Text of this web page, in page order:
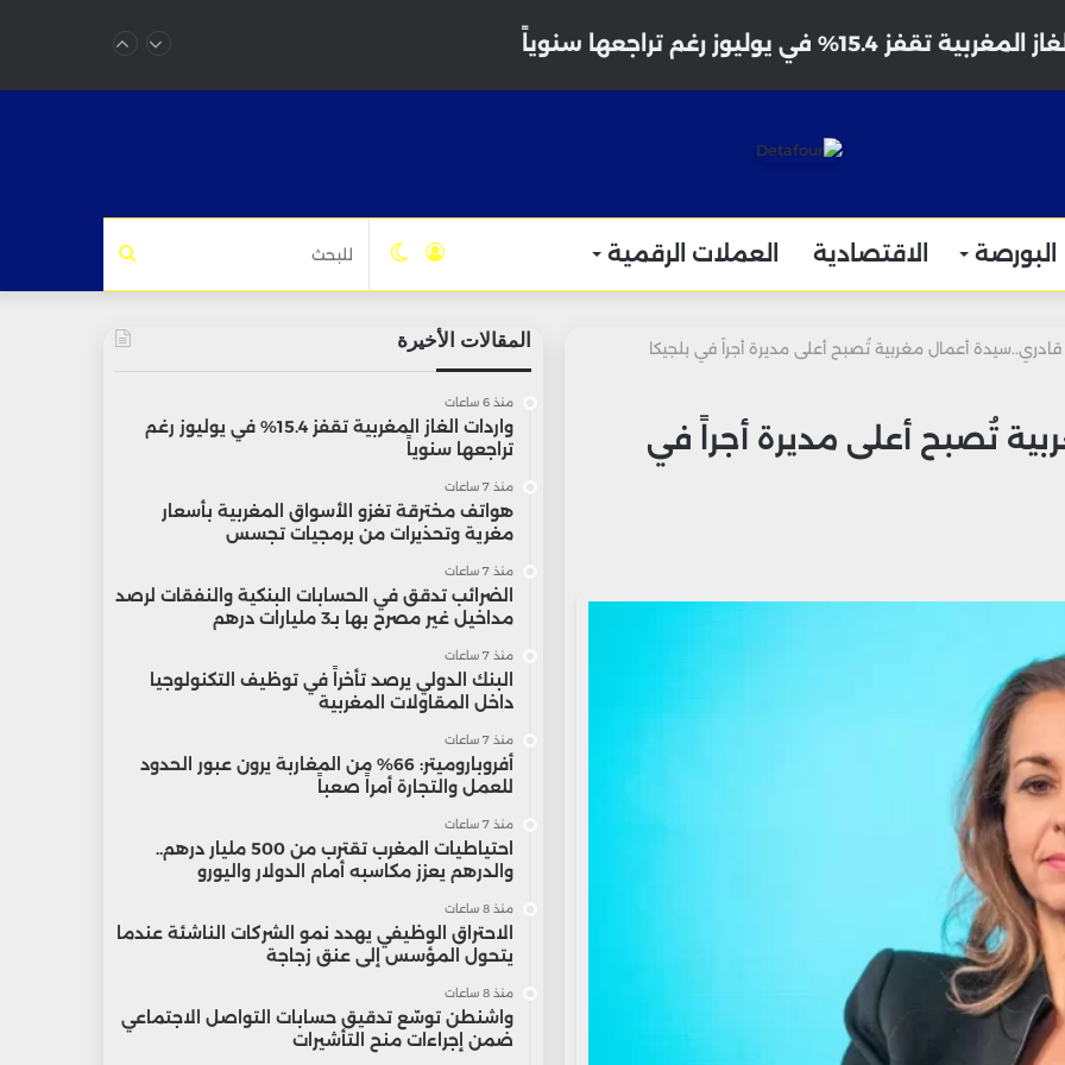
تقفز 15.4% في يوليوز رغم تراجعها سنوياً
البورصة الاقتصادية العملات الرقمية للبحث الوضعتسجيل
قادري..سيدة أعمال مغربية تُصبح أعلى مديرة أجراً في بلجيكا
تُصبح أعلى مديرة أجراً في
المقالات الأخيرة
منذ 6 ساعات
واردات الغاز المغربية تقفز 15.4% في يوليوز رغم
تراجعها سنوياً
منذ 7 ساعات
هواتف مخترقة تغزو الأسواق المغربية بأسعار
مغرية وتحذيرات من برمجيات تجسس
منذ 7 ساعات
الضرائب تدقق في الحسابات البنكية والنفقات لرصد
مداخيل غير مصرح بها بـ3 مليارات درهم
منذ 7 ساعات
البنك الدولي يرصد تأخراً في توظيف التكنولوجيا
داخل المقاولات المغربية
منذ 7 ساعات
أفروباروميتر: 66% من المغاربة يرون عبور الحدود
للعمل والتجارة أمراً صعباً
منذ 7 ساعات
احتياطيات المغرب تقترب من 500 مليار درهم..
والدرهم يعزز مكاسبه أمام الدولار واليورو
منذ 8 ساعات
الاحتراق الوظيفي يهدد نمو الشركات الناشئة عندما
يتحول المؤسس إلى عنق زجاجة
منذ 8 ساعات
واشنطن توسّع تدقيق حسابات التواصل الاجتماعي
ضمن إجراءات منح التأشيرات